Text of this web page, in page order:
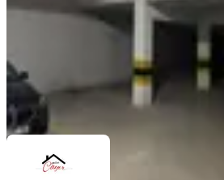
51.000 ₺
Çayır EmlakMuzaffer Çayır
Ara